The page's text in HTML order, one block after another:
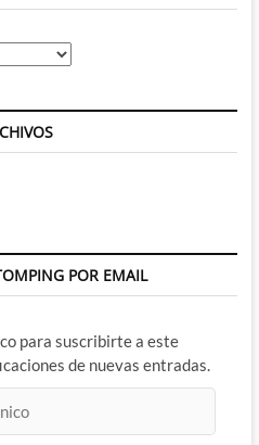
POR EMAIL
para suscribirte a este
de nuevas entradas.